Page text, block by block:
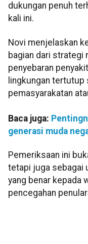
dukungan penuh
kali ini.
Novi menjelaskan
bagian dari strategi
penyebaran
lingkungan
pemasyarakatan
Baca juga:
generasi muda
Pemeriksaan ini
tetapi juga sebagai
yang benar kepada
pencegahan